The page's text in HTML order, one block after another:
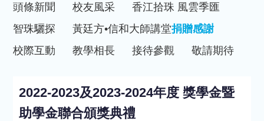
頭條新聞 校友風采
香江拾珠 風雲季匯
智珠驪探
黃廷方•信和大師講堂捐贈感謝
校際互動
教學相長 接待參觀 敬請期待
2022-2023及2023-2024年度 獎學金暨
助學金聯合頒獎典禮